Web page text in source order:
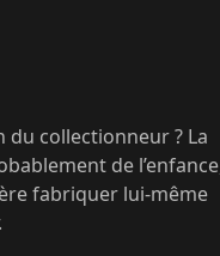
du collectionneur ? La
de
fabriquer lui-même